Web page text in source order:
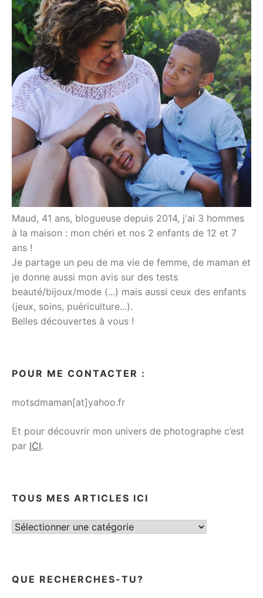
Maud, 41 ans, blogueuse depuis 2014, j'ai 3 hommes
à la maison : mon chéri et nos 2 enfants de 12 et 7
ans !
Je partage un peu de ma vie de femme, de maman et
je donne aussi mon avis sur des tests
beauté/bijoux/mode (...) mais aussi ceux des enfants
(jeux, soins, puériculture...).
Belles découvertes à vous !
POUR ME CONTACTER :
motsdmaman[at]yahoo.fr
Et pour découvrir mon univers de photographe c’est
par ICI.
TOUS MES ARTICLES ICI
Tous
QUE RECHERCHES-TU?